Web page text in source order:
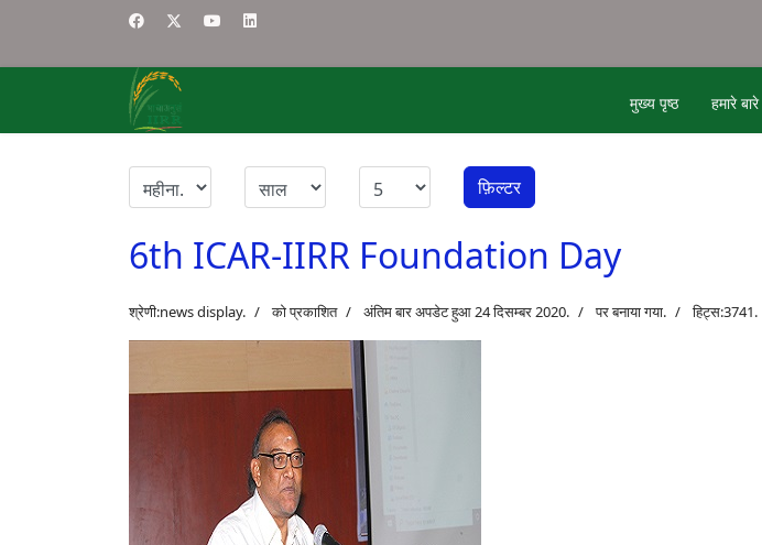
मुख्य पृष्ठ हमारे
फ़िल्टर
6th ICAR-IIRR Foundation Day
श्रेणी:news display. को प्रकाशित अंतिम बार अपडेट हुआ 24 दिसम्बर 2020. पर बनाया गया. हिट्स:3741.